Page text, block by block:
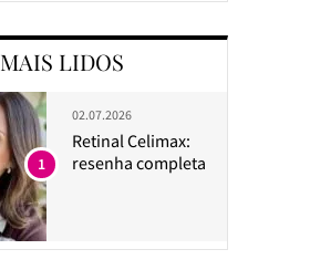
MAIS LIDOS
02.07.2026
Retinal Celimax:
resenha completa
1